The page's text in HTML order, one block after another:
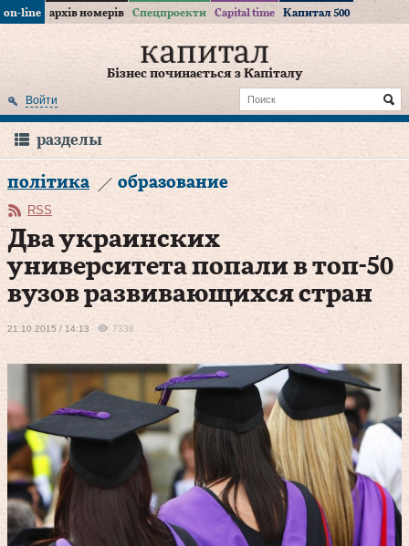
on-line архів номерів Спецпроекти Capital time Капитал 500
Бізнес починається з Капіталу
Войти
разделы
політика образование
RSS
Два украинских
университета попали в топ-50
вузов развивающихся стран
21.10.2015 / 14:13 7338